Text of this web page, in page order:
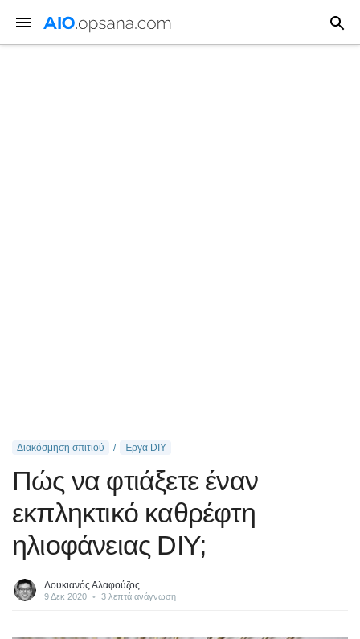
Διακόσμηση σπιτιού Έργα DIY
Πώς να φτιάξετε έναν
εκπληκτικό καθρέφτη
ηλιοφάνειας DIY;
Λουκιανός Αλαφούζος
9 Δεκ 2020 • 3 λεπτά ανάγνωση